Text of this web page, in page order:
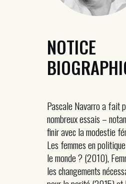
NOTICE
Pascale Navarro a fait
nombreux essais –
finir avec la modestie
Les femmes en
le monde ? (2010),
les changements